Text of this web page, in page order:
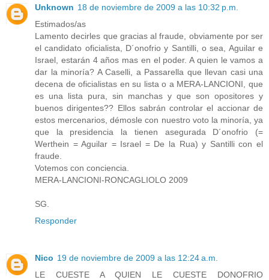
Unknown 18 de noviembre de 2009 a las 10:32 p.m.
Estimados/as
Lamento decirles que gracias al fraude, obviamente por ser
el candidato oficialista, D´onofrio y Santilli, o sea, Aguilar e
Israel, estarán 4 años mas en el poder. A quien le vamos a
dar la minoría? A Caselli, a Passarella que llevan casi una
decena de oficialistas en su lista o a MERA-LANCIONI, que
es una lista pura, sin manchas y que son opositores y
buenos dirigentes?? Ellos sabrán controlar el accionar de
estos mercenarios, démosle con nuestro voto la minoría, ya
que la presidencia la tienen asegurada D´onofrio (=
Werthein = Aguilar = Israel = De la Rua) y Santilli con el
fraude.
Votemos con conciencia.
MERA-LANCIONI-RONCAGLIOLO 2009
SG.
Responder
Nico 19 de noviembre de 2009 a las 12:24 a.m.
LE CUESTE A QUIEN LE CUESTE DONOFRIO